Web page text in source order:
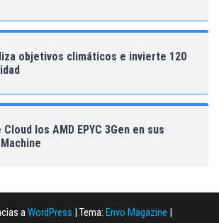
objetivos climáticos e invierte 120
Cloud los AMD EPYC 3Gen en sus
aWordPress Tema: Envo Magazine